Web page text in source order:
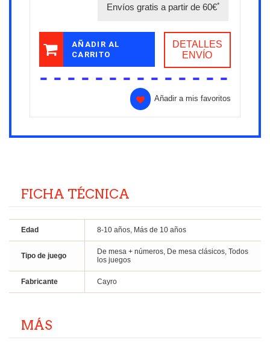
Envíos gratis a partir de 60€*
AÑADIR AL
CARRITO
DETALLES
ENVÍO
Añadir a mis favoritos
FICHA TÉCNICA
Edad 8-10 años, Más de 10 años
Tipo de juego
De mesa + números, De mesa clásicos, Todos
los juegos
Fabricante Cayro
MÁS